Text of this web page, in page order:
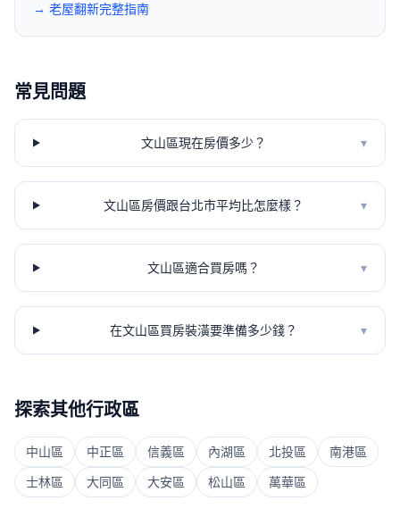
→ 老屋翻新完整指南
常見問題
文山區現在房價多少？ ▾
文山區房價跟台北市平均比怎麼樣？ ▾
文山區適合買房嗎？ ▾
在文山區買房裝潢要準備多少錢？ ▾
探索其他行政區
中山區 中正區 信義區 內湖區 北投區
南港區
士林區
大同區 大安區 松山區 萬華區